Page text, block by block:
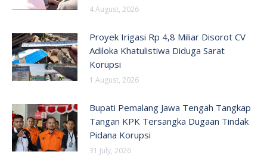
4 August, 2026
Proyek Irigasi Rp 4,8 Miliar Disorot CV
Adiloka Khatulistiwa Diduga Sarat
Korupsi
1 August, 2026
Bupati Pemalang Jawa Tengah Tangkap
Tangan KPK Tersangka Dugaan Tindak
Pidana Korupsi
31 July, 2026